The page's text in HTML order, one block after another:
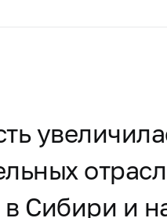
Сибири и